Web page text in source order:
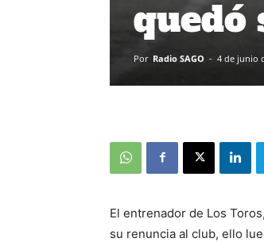
quedó
Por Radio SAGO - 4 de junio
El entrenador de Los
su renuncia al club, ello